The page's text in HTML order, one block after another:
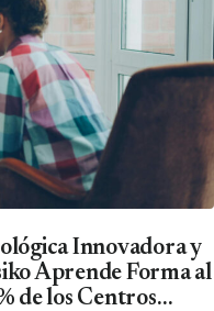
Innovadora y
Aprende Forma al
de los Centros